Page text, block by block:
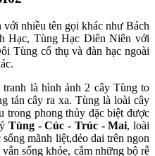
nhiều tên gọi khác như Bách
Hạc, Tùng Hạc Diên Niên với
Tùng cổ thụ và đàn hạc ngoài
là hình ảnh 2 cây Tùng to
tán cây ra xa. Tùng là loài cây
trong phong thủy đặc biệt được
Tùng - Cúc - Trúc - Mai, loài
mãnh liệt,dẻo dai trên ngon
sống khỏe, cắm những bộ rễ